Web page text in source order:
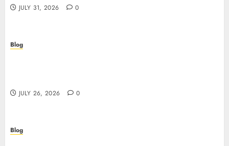
JULY 31, 2026 0
Blog
JULY 26, 2026 0
Blog